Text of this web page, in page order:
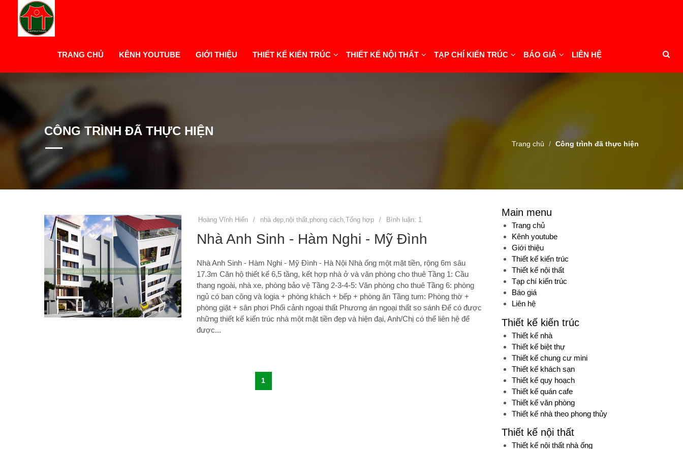
TRANG CHỦ KÊNH YOUTUBE GIỚI THIỆU THIẾT KẾ KIẾN TRÚC THIẾT KẾ NỘI THẤT TẠP CHÍ KIẾN TRÚC BÁO GIÁ LIÊN HỆ
CÔNG TRÌNH ĐÃ THỰC HIỆN
Trang chủ Công trình đã thực hiện
Hoàng Vĩnh Hiển / nhà đẹp,nội thất,phong cách,Tổng hợp / Bình luận: 1
Nhà Anh Sinh - Hàm Nghi - Mỹ Đình
Nhà Anh Sinh - Hàm Nghi - Mỹ Đình - Hà Nội Nhà ống một mặt tiền, rộng 6m sâu
17.3m Căn hộ thiết kế 6,5 tầng, kết hợp nhà ở và văn phòng cho thuê Tầng 1: Cầu
thang ngoài, nhà xe, phòng bảo vệ Tầng 2-3-4-5: Văn phòng cho thuê Tầng 6: phòng
ngủ có ban công và logia + phòng khách + bếp + phòng ăn Tầng tum: Phòng thờ +
phòng giặt + sân phơi Phối cảnh ngoại thất Phương án ngoại thất so sánh Để có được
những thiết kế kiến trúc nhà một mặt tiền đẹp và hiện đại, Anh/Chị có thể liên hệ để
được...
1
Main menu
Trang chủ
Kênh youtube
Giới thiệu
Thiết kế kiến trúc
Thiết kế nội thất
Tạp chí kiến trúc
Báo giá
Liên hệ
Thiết kế kiến trúc
Thiết kế nhà
Thiết kế biệt thự
Thiết kế chung cư mini
Thiết kế khách sạn
Thiết kế quy hoạch
Thiết kế quán cafe
Thiết kế văn phòng
Thiết kế nhà theo phong thủy
Thiết kế nội thất
Thiết kế nội thất nhà ống